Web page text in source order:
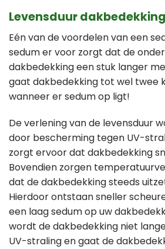
Levensduur
Eén van de voordelen van een
sedum er voor zorgt dat de
dakbedekking een stuk langer
gaat dakbedekking tot wel twee
wanneer er sedum op ligt!
De verlening van de levensduur
door bescherming tegen UV-
zorgt ervoor dat dakbedekking
Bovendien zorgen
dat de dakbedekking steeds
Hierdoor ontstaan sneller
een laag sedum op uw
wordt de dakbedekking niet
UV-straling en gaat de